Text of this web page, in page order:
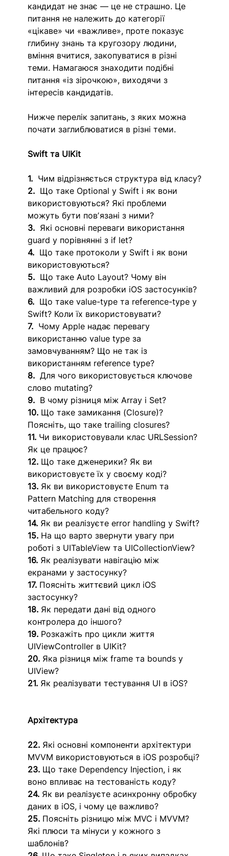
кандидат не знає — це не страшно. Це
питання не належить до категорії
«цікаве» чи «важливе», проте показує
глибину знань та кругозору людини,
вміння вчитися, закопуватися в різні
теми. Намагаюся знаходити подібні
питання «із зірочкою», виходячи з
інтересів кандидатів.
Нижче перелік запитань, з яких можна
почати заглиблюватися в різні теми.
Swift та UIKit
1.
  Чим відрізняється структура від класу?
2.
  Що таке Optional у Swift і як вони
використовуються? Які проблеми
можуть бути повʼязані з ними?
3.
  Які основні переваги використання
guard у порівнянні з if let?
4. Що таке протоколи у Swift і як вони
використовуються?
5.
  Що таке Auto Layout? Чому він
важливий для розробки iOS застосунків?
6.
  Що таке value-type та reference-type у
Swift? Коли їх використовувати?
7.
  Чому Apple надає перевагу
використанню value type за
замовчуванням? Що не так із
використанням reference type?
8.
  Для чого використовується ключове
слово mutating?
9.
  В чому різниця між Array і Set?
10. Що таке замикання (Closure)?
Поясніть, що таке trailing closures?
11. Чи використовували клас URLSession?
Як це працює?
12. Що таке дженерики? Як ви
використовуєте їх у своєму коді?
13. Як ви використовуєте Enum та
Pattern Matching для створення
читабельного коду?
14. Як ви реалізуєте error handling у Swift?
15. На що варто звернути увагу при
роботі з UITableView та UICollectionView?
16. Як реалізувати навігацію між
екранами у застосунку?
17. Поясніть життєвий цикл iOS
застосунку?
18. Як передати дані від одного
контролера до іншого?
19. Розкажіть про цикли життя
UIViewController в UIKit?
20. Яка різниця між frame та bounds у
UIView?
21. Як реалізувати тестування UI в iOS?
Архітектура
22. Які основні компоненти архітектури
MVVM використовуються в iOS розробці?
23. Що таке Dependency Injection, і як
воно впливає на тестованість коду?
24. Як ви реалізуєте асинхронну обробку
даних в iOS, і чому це важливо?
25. Поясніть різницю між MVC і MVVM?
Які плюси та мінуси у кожного з
шаблонів?